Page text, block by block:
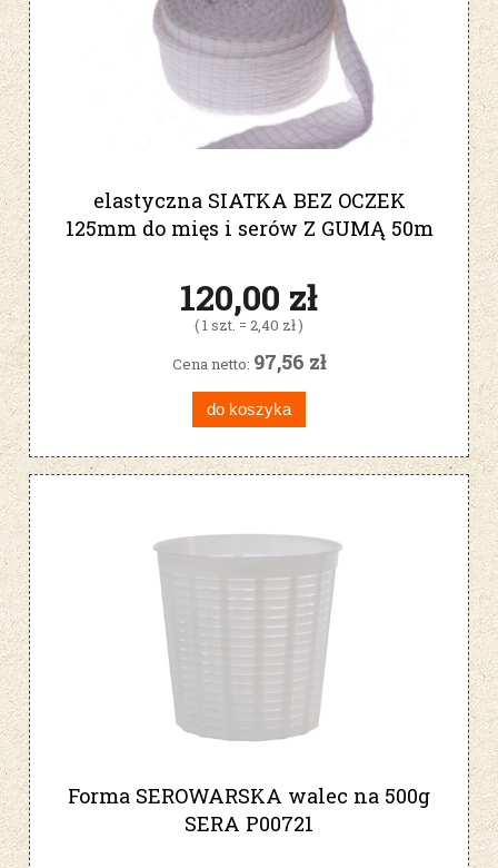
elastyczna SIATKA BEZ OCZEK
125mm do mięs i serów Z GUMĄ 50m
120,00 zł
( 1 szt. = 2,40 zł )
Cena netto: 97,56 zł
do koszyka
Forma SEROWARSKA walec na 500g
SERA P00721